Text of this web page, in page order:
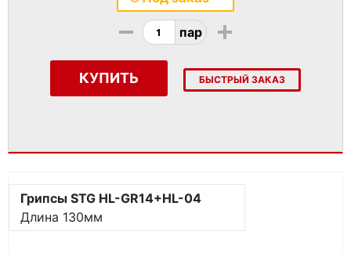
- пар +
КУПИТЬ БЫСТРЫЙ ЗАКАЗ
Грипсы STG HL-GR14+HL-04
Длина 130мм